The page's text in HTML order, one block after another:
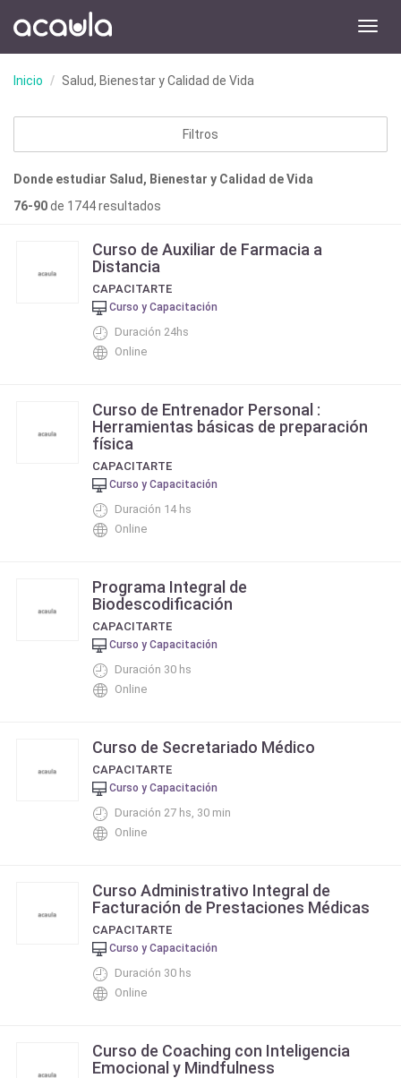
Inicio Salud, Bienestar y Calidad de Vida
Filtros
Donde estudiar Salud, Bienestar y Calidad de Vida
76-90de 1744 resultados
Curso de Auxiliar de Farmacia a
Distancia
CAPACITARTE
Curso y Capacitación
Duración 24hs
Online
Curso de Entrenador Personal :
Herramientas básicas de preparación
física
CAPACITARTE
Curso y Capacitación
Duración 14 hs
Online
Programa Integral de
Biodescodificación
CAPACITARTE
Curso y Capacitación
Duración 30 hs
Online
Curso de Secretariado Médico
CAPACITARTE
Curso y Capacitación
Duración 27 hs, 30 min
Online
Curso Administrativo Integral de
Facturación de Prestaciones Médicas
CAPACITARTE
Curso y Capacitación
Duración 30 hs
Online
Curso de Coaching con Inteligencia
Emocional y Mindfulness